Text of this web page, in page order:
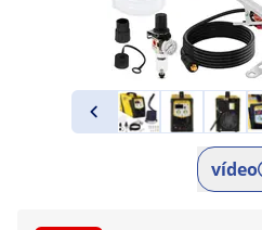
vídeo